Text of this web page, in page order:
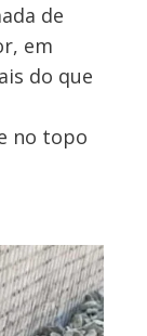
de
em
do que
no topo